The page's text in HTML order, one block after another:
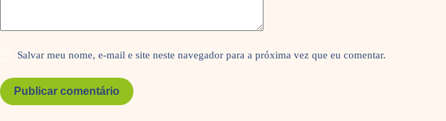
Salvar meu nome, e-mail e site neste navegador para a próxima vez que eu comentar.
Publicar comentário